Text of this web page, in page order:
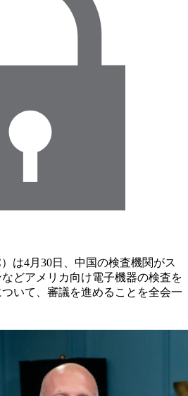
は4月30日、中国の検査機関がス
どアメリカ向け電子機器の検査を
いて、審議を進めることを全会一